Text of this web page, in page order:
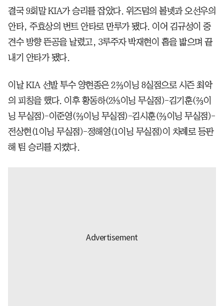
결국 9회말 KIA가 승리를 잡았다. 위즈덤의 볼넷과 오선우의
안타, 주효상의 번트 안타로 만루가 됐다. 이어 김규성이 중
견수 방향 뜬공을 날렸고, 3루주자 박재현이 홈을 밟으며 끝
내기 안타가 됐다.
이날 KIA 선발 투수 양현종은 2⅔이닝 8실점으로 시즌 최악
의 피칭을 했다. 이후 황동하(2⅓이닝 무실점)-김기훈(⅔이
닝 무실점)-이준영(⅔이닝 무실점)-김시훈(⅔이닝 무실점)-
전상현(1이닝 무실점)-정해영(1이닝 무실점)이 차례로 등판
해 팀 승리를 지켰다.